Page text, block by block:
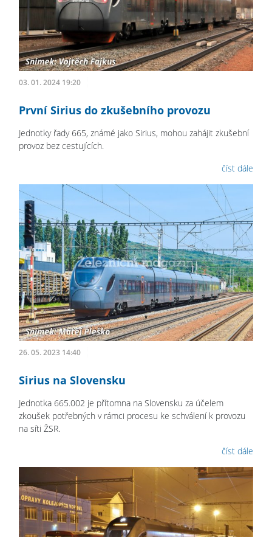
03. 01. 2024 19:20
První Sirius do zkušebního provozu
Jednotky řady 665, známé jako Sirius, mohou zahájit zkušební
provoz bez cestujících.
číst dále
26. 05. 2023 14:40
Sirius na Slovensku
Jednotka 665.002 je přítomna na Slovensku za účelem
zkoušek potřebných v rámci procesu ke schválení k provozu
na síti ŽSR.
číst dále